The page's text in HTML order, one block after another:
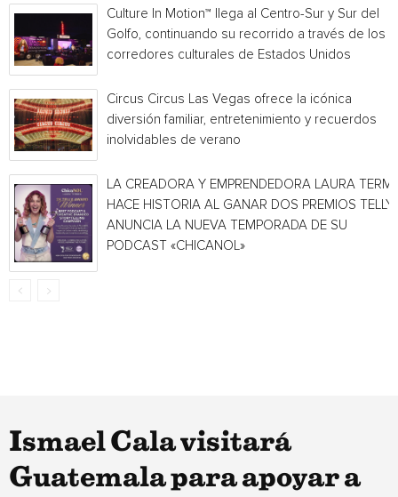
Culture In Motion™ llega al Centro-Sur y Sur del
Golfo, continuando su recorrido a través de los
corredores culturales de Estados Unidos
Circus Circus Las Vegas ofrece la icónica
diversión familiar, entretenimiento y recuerdos
inolvidables de verano
LA CREADORA Y EMPRENDEDORA LAURA
HACE HISTORIA AL GANAR DOS PREMIOS TELLY
ANUNCIA LA NUEVA TEMPORADA DE SU
PODCAST «CHICANOL»
Ismael Cala visitará
Guatemala para apoyar a